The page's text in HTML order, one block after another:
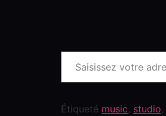
Étiqueté music, studio,